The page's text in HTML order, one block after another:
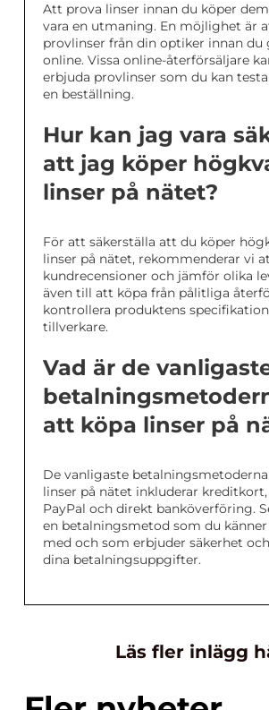
Att prova linser innan du köper
vara en utmaning. En möjlighet är
provlinser från din optiker innan
online. Vissa online-återförsäljare
erbjuda provlinser som du kan
en beställning.
Hur kan jag vara
att jag köper
linser på nätet?
För att säkerställa att du köper
linser på nätet, rekommenderar vi
kundrecensioner och jämför olika
även till att köpa från pålitliga
kontrollera produktens
tillverkare.
Vad är de
att köpa linser på
De vanligaste
linser på nätet inkluderar
PayPal och direkt banköverföring.
en betalningsmetod som du
med och som erbjuder säkerhet
dina betalningsuppgifter.
Läs fler inlägg